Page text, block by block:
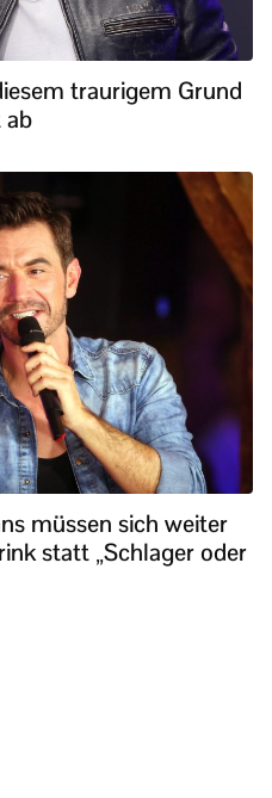
traurigem Grund
ab
müssen sich weiter
statt „Schlager oder